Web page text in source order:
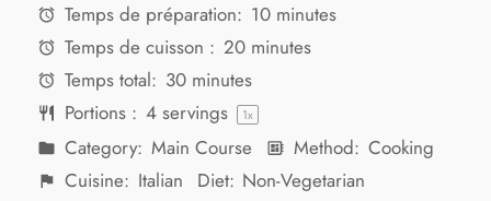
Temps de préparation: 10 minutes
Temps de cuisson : 20 minutes
Temps total: 30 minutes
Portions : 4servings 1x
Category: Main Course Method: Cooking
Cuisine: Italian Diet: Non-Vegetarian